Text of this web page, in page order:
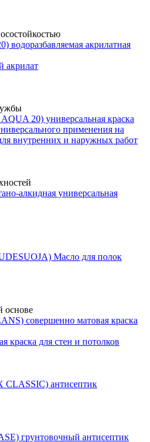
акрилатная
акрилат
20) универсальная краска
применения на
внутренних и наружных работ
алкидная универсальная
Масло для полок
основе
совершенно матовая краска
краска для стен и потолков
CLASSIC) антисептик
грунтовочный антисептик